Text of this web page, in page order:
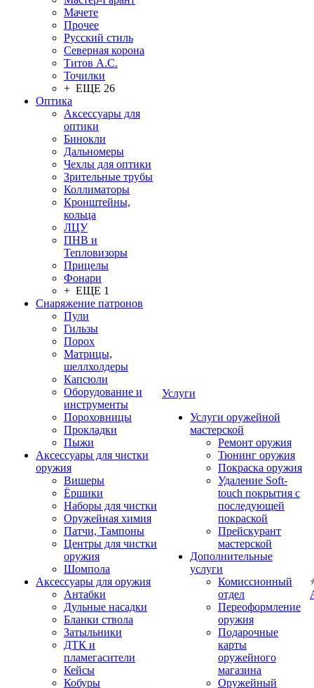
Мачете
Прочее
Русский стиль
Северная корона
Титов А.С.
Точилки
+ ЕЩЕ 26
Оптика
Аксессуары для
оптики
Бинокли
Дальномеры
Чехлы для оптики
Зрительные трубы
Коллиматоры
Кронштейны,
кольца
ЛЦУ
ПНВ и
Тепловизоры
Прицелы
Фонари
+ ЕЩЕ 1
Снаряжение патронов
Пули
Гильзы
Порох
Матрицы,
шеллхолдеры
Капсюли
Оборудование и
инструменты
Пороховницы
Прокладки
Пыжи
Аксессуары для чистки
оружия
Вишеры
Ёршики
Наборы для чистки
Оружейная химия
Патчи, Тампоны
Центры для чистки
оружия
Шомпола
Аксессуары для оружия
Антабки
Дульные насадки
Бланки ствола
Затыльники
ДТК и
пламегасители
Кейсы
Кобуры
Услуги
Услуги оружейной
мастерской
Ремонт оружия
Тюнинг оружия
Покраска оружия
Удаление Soft-
touch покрытия с
последующей
покраской
Прейскурант
мастерской
Дополнительные
услуги
Комиссионный
отдел
Переоформление
оружия
Подарочные
карты
оружейного
магазина
Оружейный